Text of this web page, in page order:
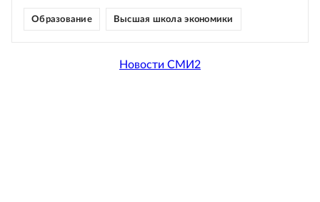
Образование Высшая школа экономики
Новости СМИ2